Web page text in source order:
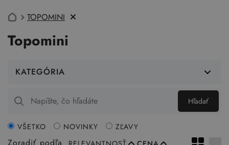
TOPOMINI
Topomini
KATEGÓRIA
Hľadať
VŠETKO NOVINKY ZĽAVY